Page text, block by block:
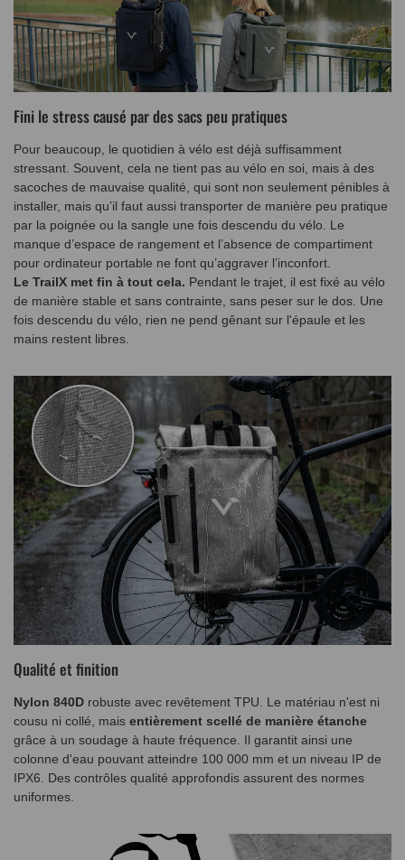
Fini le stress causé par des sacs peu pratiques
Pour beaucoup, le quotidien à vélo est déjà suffisamment
stressant. Souvent, cela ne tient pas au vélo en soi, mais à des
sacoches de mauvaise qualité, qui sont non seulement pénibles à
installer, mais qu’il faut aussi transporter de manière peu pratique
par la poignée ou la sangle une fois descendu du vélo. Le
manque d’espace de rangement et l’absence de compartiment
pour ordinateur portable ne font qu’aggraver l’inconfort.
Le TrailX met fin à tout cela. Pendant le trajet, il est fixé au vélo
de manière stable et sans contrainte, sans peser sur le dos. Une
fois descendu du vélo, rien ne pend gênant sur l'épaule et les
mains restent libres.
Qualité et finition
Nylon 840D robuste avec revêtement TPU. Le matériau n'est ni
cousu ni collé, mais entièrement scellé de manière étanche
grâce à un soudage à haute fréquence. Il garantit ainsi une
colonne d'eau pouvant atteindre 100 000 mm et un niveau IP de
IPX6. Des contrôles qualité approfondis assurent des normes
uniformes.